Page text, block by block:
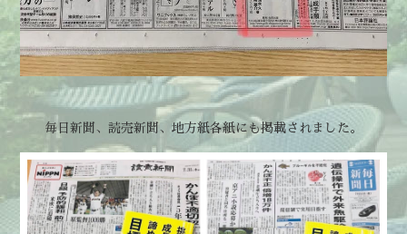
毎日新聞、読売新聞、地方紙各紙にも掲載されました。